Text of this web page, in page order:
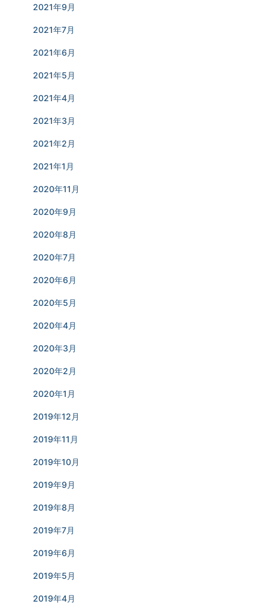
2021年9月
2021年7月
2021年6月
2021年5月
2021年4月
2021年3月
2021年2月
2021年1月
2020年11月
2020年9月
2020年8月
2020年7月
2020年6月
2020年5月
2020年4月
2020年3月
2020年2月
2020年1月
2019年12月
2019年11月
2019年10月
2019年9月
2019年8月
2019年7月
2019年6月
2019年5月
2019年4月